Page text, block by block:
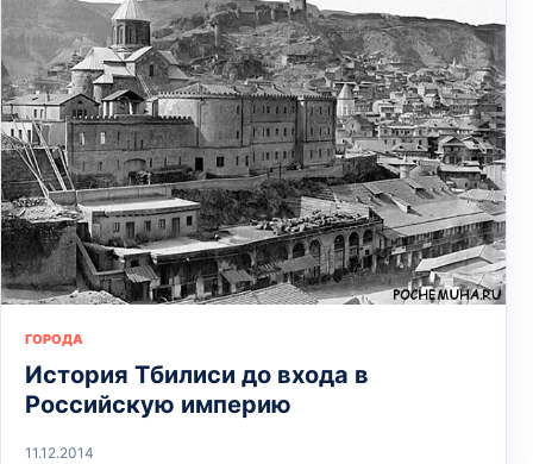
ГОРОДА
История Тбилиси до входа в
Российскую империю
11.12.2014